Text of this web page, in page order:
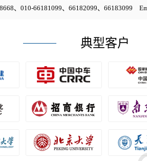
、010-66181099、66182099、66183099
典型客户